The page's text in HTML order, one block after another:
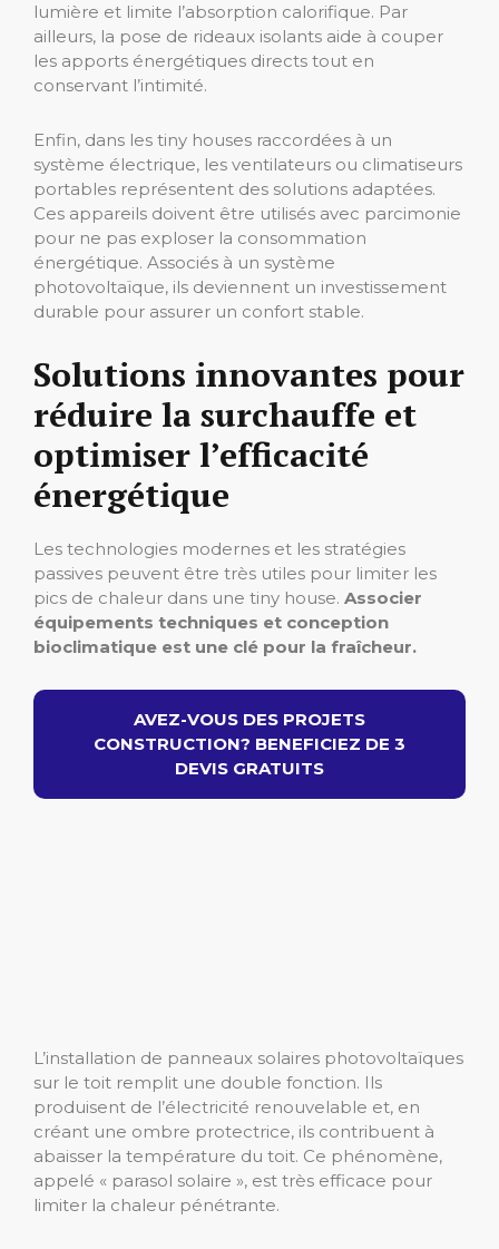
lumière et limite l’absorption calorifique. Par
ailleurs, la pose de rideaux isolants aide à couper
les apports énergétiques directs tout en
conservant l’intimité.
Enfin, dans les tiny houses raccordées à un
système électrique, les ventilateurs ou climatiseurs
portables représentent des solutions adaptées.
Ces appareils doivent être utilisés avec parcimonie
pour ne pas exploser la consommation
énergétique. Associés à un système
photovoltaïque, ils deviennent un investissement
durable pour assurer un confort stable.
Solutions innovantes pour
réduire la surchauffe et
optimiser l’efficacité
énergétique
Les technologies modernes et les stratégies
passives peuvent être très utiles pour limiter les
pics de chaleur dans une tiny house. Associer
équipements techniques et conception
bioclimatique est une clé pour la fraîcheur.
AVEZ-VOUS DES PROJETS
CONSTRUCTION? BENEFICIEZ DE 3
DEVIS GRATUITS
L’installation de panneaux solaires photovoltaïques
sur le toit remplit une double fonction. Ils
produisent de l’électricité renouvelable et, en
créant une ombre protectrice, ils contribuent à
abaisser la température du toit. Ce phénomène,
appelé « parasol solaire », est très efficace pour
limiter la chaleur pénétrante.